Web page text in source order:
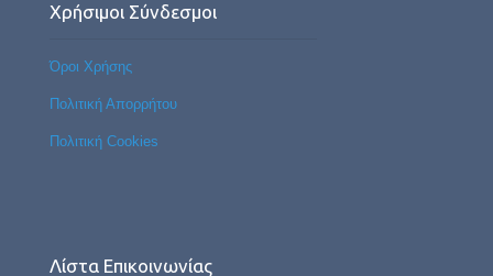
Χρήσιμοι Σύνδεσμοι
Όροι Χρήσης
Πολιτική Απορρήτου
Πολιτική Cookies
Λίστα Επικοινωνίας